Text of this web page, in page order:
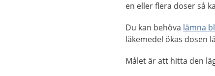
en eller flera doser så
Du kan behöva lämna
läkemedel ökas dosen
Målet är att hitta den